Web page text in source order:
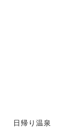
日帰り温泉